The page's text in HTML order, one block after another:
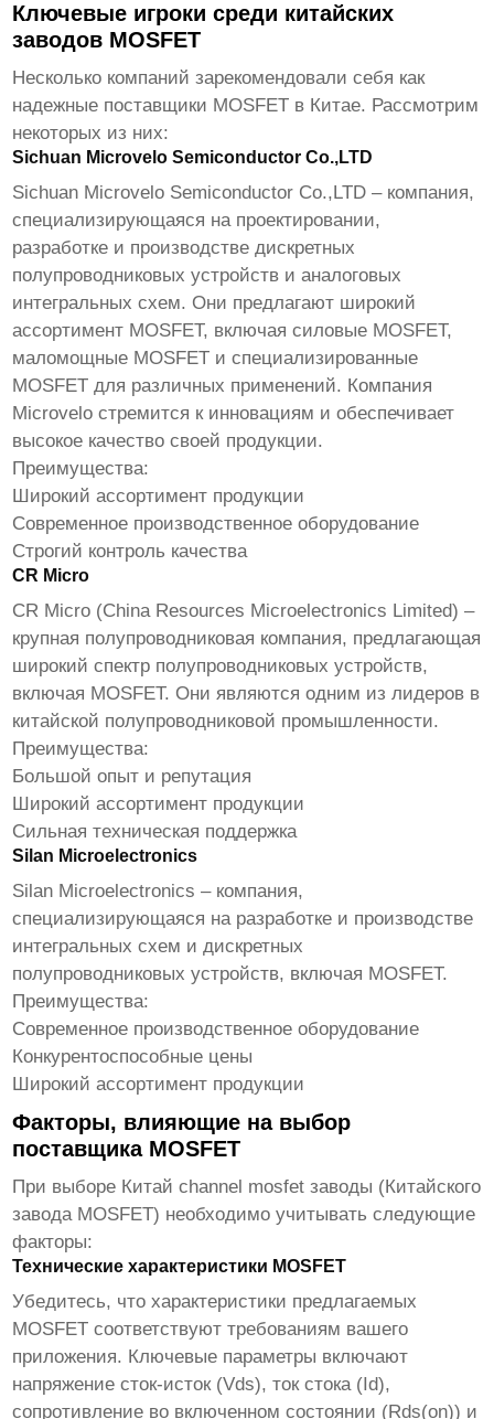
Ключевые игроки среди китайских
заводов MOSFET
Несколько компаний зарекомендовали себя как
надежные поставщики MOSFET в Китае. Рассмотрим
некоторых из них:
Sichuan Microvelo Semiconductor Co.,LTD
Sichuan Microvelo Semiconductor Co.,LTD – компания,
специализирующаяся на проектировании,
разработке и производстве дискретных
полупроводниковых устройств и аналоговых
интегральных схем. Они предлагают широкий
ассортимент MOSFET, включая силовые MOSFET,
маломощные MOSFET и специализированные
MOSFET для различных применений. Компания
Microvelo стремится к инновациям и обеспечивает
высокое качество своей продукции.
Преимущества:
Широкий ассортимент продукции
Современное производственное оборудование
Строгий контроль качества
CR Micro
CR Micro (China Resources Microelectronics Limited) –
крупная полупроводниковая компания, предлагающая
широкий спектр полупроводниковых устройств,
включая MOSFET. Они являются одним из лидеров в
китайской полупроводниковой промышленности.
Преимущества:
Большой опыт и репутация
Широкий ассортимент продукции
Сильная техническая поддержка
Silan Microelectronics
Silan Microelectronics – компания,
специализирующаяся на разработке и производстве
интегральных схем и дискретных
полупроводниковых устройств, включая MOSFET.
Преимущества:
Современное производственное оборудование
Конкурентоспособные цены
Широкий ассортимент продукции
Факторы, влияющие на выбор
поставщика MOSFET
При выборе Китай channel mosfet заводы (Китайского
завода MOSFET) необходимо учитывать следующие
факторы:
Технические характеристики MOSFET
Убедитесь, что характеристики предлагаемых
MOSFET соответствуют требованиям вашего
приложения. Ключевые параметры включают
напряжение сток-исток (Vds), ток стока (Id),
сопротивление во включенном состоянии (Rds(on)) и